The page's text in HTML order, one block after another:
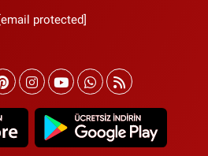
[email protected]